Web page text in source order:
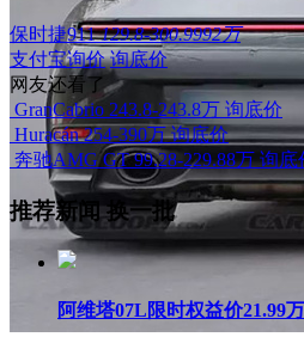
保时捷911 129.8-300.9992万
支付宝询价 询底价
网友还看了
GranCabrio 243.8-243.8万 询底价
Huracán 254-390万 询底价
奔驰AMG GT 99.28-229.88万 询底
推荐新闻换一批
阿维塔07L限时权益价21.99